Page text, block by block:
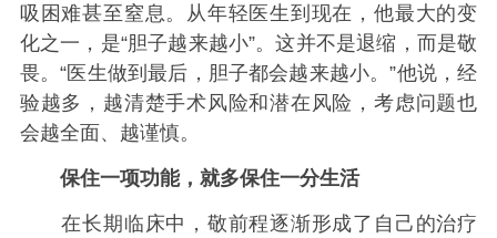
吸困难甚至窒息。从年轻医生到现在，他最大的变
化之一，是“胆子越来越小”。这并不是退缩，而是敬
畏。“医生做到最后，胆子都会越来越小。”他说，经
验越多，越清楚手术风险和潜在风险，考虑问题也
会越全面、越谨慎。
保住一项功能，就多保住一分生活
在长期临床中，敬前程逐渐形成了自己的治疗